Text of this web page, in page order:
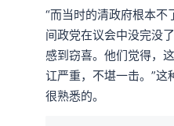
“而当时的清政府根本不
间政党在议会中没完没
感到窃喜。他们觉得，
讧严重，不堪一击。”
很熟悉的。